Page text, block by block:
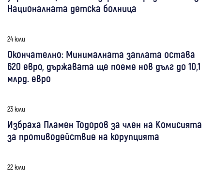
Националната детска болница
24 юли
Окончателно: Минималната заплата остава
620 евро, държавата ще поеме нов дълг до 10,1
млрд. евро
23 юли
Избраха Пламен Тодоров за член на Комисията
за противодействие на корупцията
22 юли